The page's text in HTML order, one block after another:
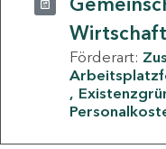
Förderart: